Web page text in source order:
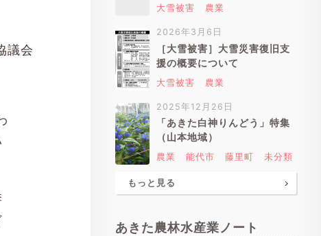
議会
大雪被害 農業
2026年3月6日
［大雪被害］大雪災害復旧支
援の概要について
大雪被害 農業
2025年12月26日
「あきた白神りんどう」特集
（山本地域）
農業 能代市 藤里町 未分類
もっと見る
あきた農林水産業ノート